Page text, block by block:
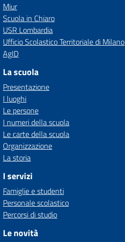
Miur
Scuola in Chiaro
USR Lombardia
Ufficio Scolastico Territoriale di Milano
AgID
La scuola
Presentazione
I luoghi
Le persone
I numeri della scuola
Le carte della scuola
Organizzazione
La storia
I servizi
Famiglie e studenti
Personale scolastico
Percorsi di studio
Le novità